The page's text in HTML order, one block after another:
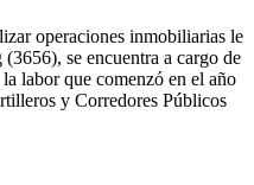
operaciones inmobiliarias le
se encuentra a cargo de
labor que comenzó en el año
y Corredores Públicos